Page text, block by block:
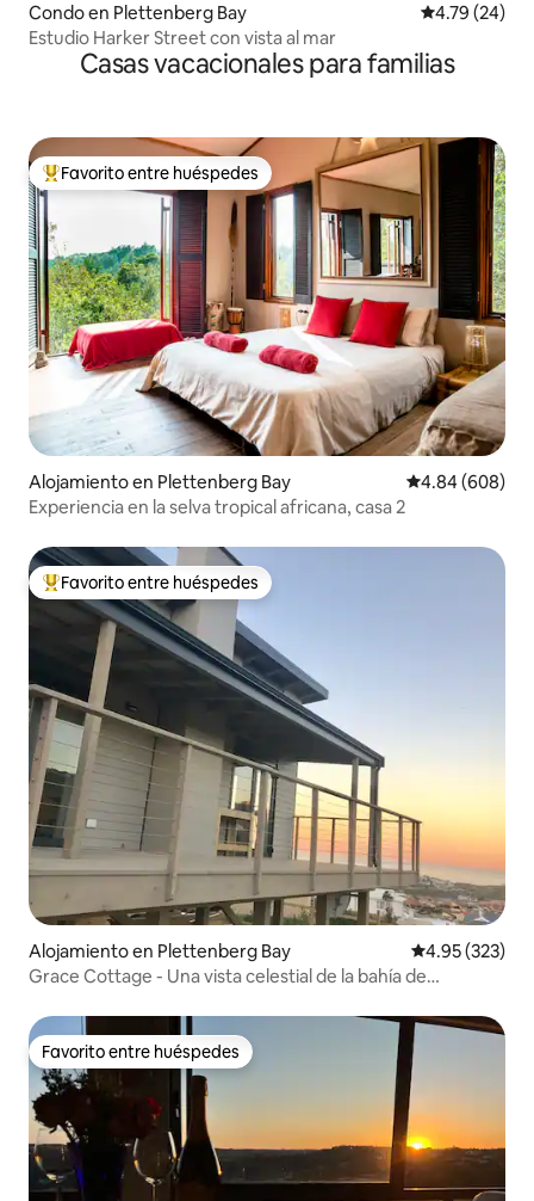
Condo en Plettenberg Bay Calificación
4.79 (24)
Estudio Harker Street con vista al mar
Casas vacacionales para familias
Favorito entre huéspedes preferido
Favorito entre huéspedes
Alojamiento en Plettenberg Bay Calificación
4.84 (608)
Experiencia en la selva tropical africana, casa 2
Favorito entre huéspedes preferido
Favorito entre huéspedes
Alojamiento en Plettenberg Bay Calificación
4.95 (323)
Grace Cottage - Una vista celestial de la bahía de
Favorito entre huéspedes
Favorito entre huéspedes